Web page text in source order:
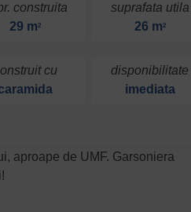
construita
29 m2
suprafata utila
26 m2
cu
disponibilitate
imediata
aproape de UMF. Garsoniera